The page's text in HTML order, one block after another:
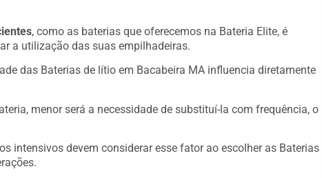
, como as baterias que oferecemos na Bateria Elite, é
a utilização das suas empilhadeiras.
das Baterias de lítio em Bacabeira MA influencia diretamente
menor será a necessidade de substituí-la com frequência, o
intensivos devem considerar esse fator ao escolher as Baterias